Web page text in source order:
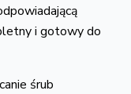
i gotowy do
śrub